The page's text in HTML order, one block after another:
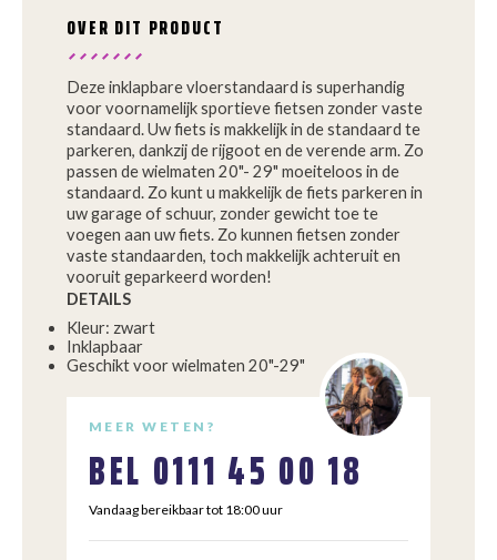
OVER DIT PRODUCT
Deze inklapbare vloerstandaard is superhandig
voor voornamelijk sportieve fietsen zonder vaste
standaard. Uw fiets is makkelijk in de standaard te
parkeren, dankzij de rijgoot en de verende arm. Zo
passen de wielmaten 20"- 29" moeiteloos in de
standaard. Zo kunt u makkelijk de fiets parkeren in
uw garage of schuur, zonder gewicht toe te
voegen aan uw fiets. Zo kunnen fietsen zonder
vaste standaarden, toch makkelijk achteruit en
vooruit geparkeerd worden!
DETAILS
Kleur: zwart
Inklapbaar
Geschikt voor wielmaten 20"-29"
MEER WETEN?
BEL 0111 45 00 18
Vandaag bereikbaar tot 18:00 uur